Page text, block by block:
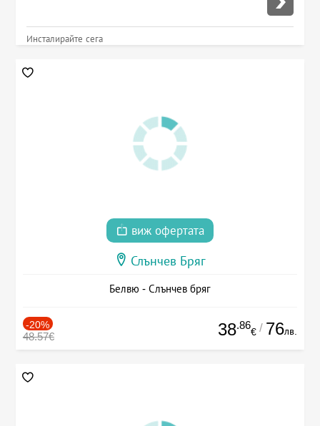
Инсталирайте сега
виж офертата
Слънчев Бряг
Белвю - Слънчев бряг
-20%
48.57€ 38.86
€ / 76лв.